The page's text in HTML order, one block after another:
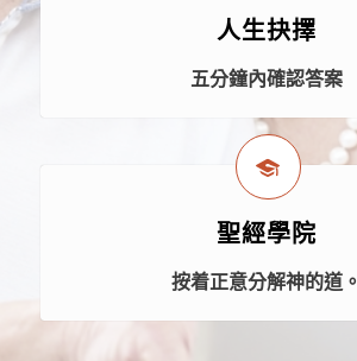
人生抉擇
五分鐘內確認答案
聖經學院
按着正意分解神的道。